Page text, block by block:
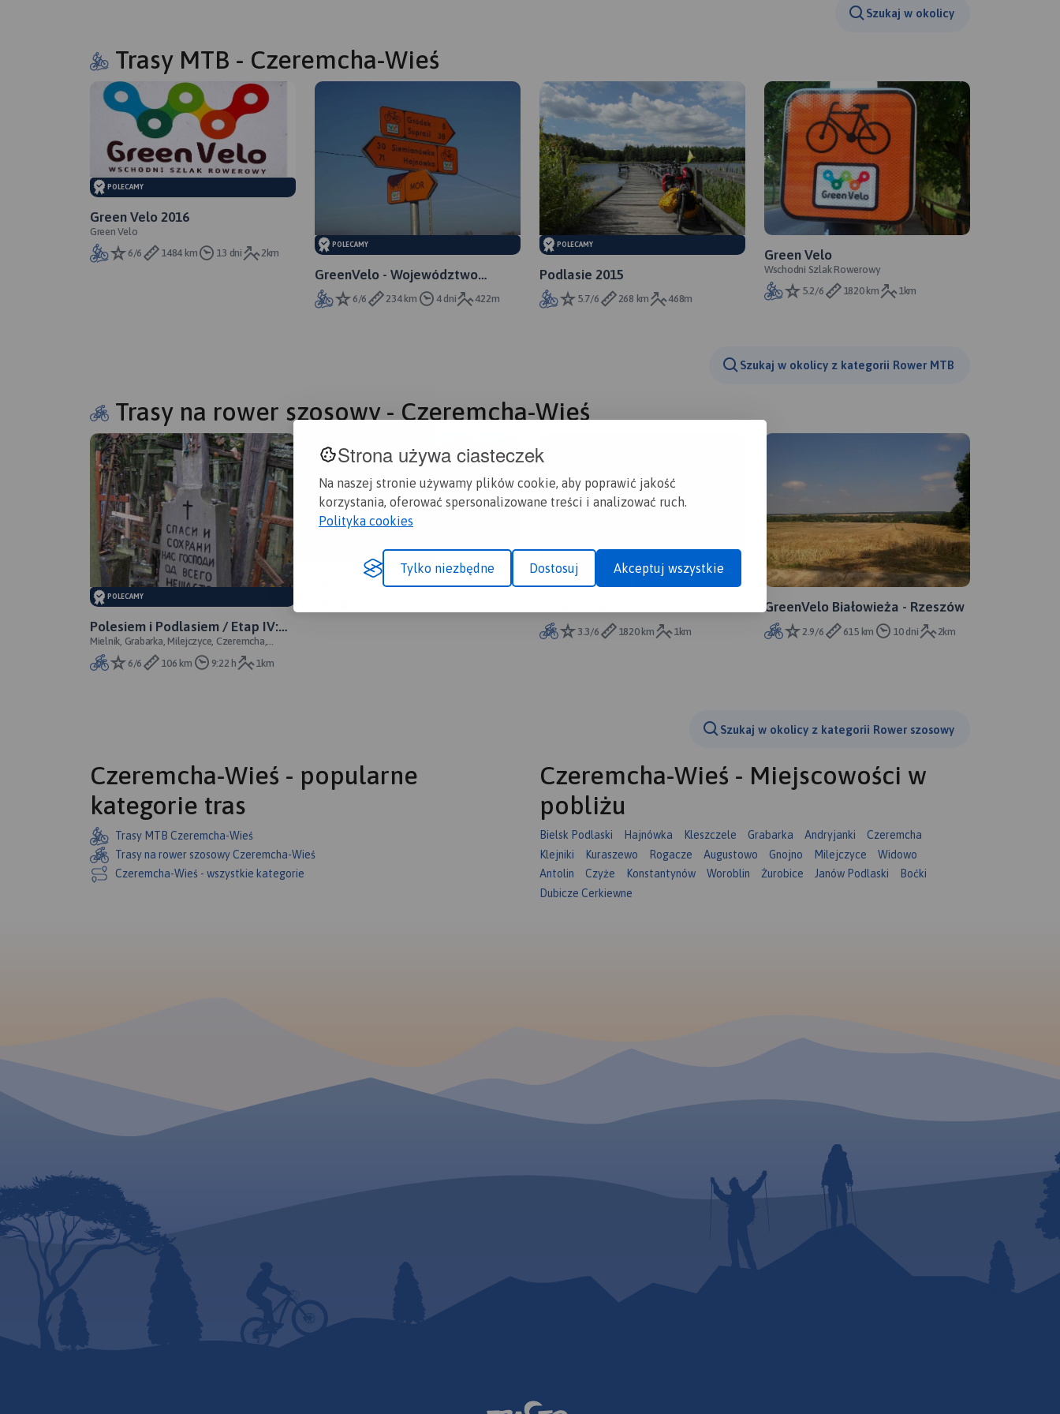
Strona używa ciasteczek
Na naszej stronie używamy plików cookie, aby poprawić jakość
korzystania, oferować spersonalizowane treści i analizować ruch.
Polityka cookies
Tylko niezbędne Dostosuj Akceptuj wszystkie
Szukaj w okolicy
Trasy MTB - Czeremcha-Wieś
POLECAMY
Green Velo 2016
Green Velo
6/6
1484 km 13 dni 2km
POLECAMY
GreenVelo - Województwo
Podlaskie (do Białegostoku)
6/6 234 km 4 dni 422m
POLECAMY
Podlasie 2015
5.7/6 268 km 468m
Green Velo
Wschodni Szlak Rowerowy
5.2/6
1820 km 1km
Szukaj w okolicy z kategorii Rower MTB
Trasy na rower szosowy - Czeremcha-Wieś
POLECAMY
Polesiem i Podlasiem / Etap IV:
Mielnik - Czeremcha / Hajnówka -
Białowieża
Mielnik, Grabarka, Milejczyce, Czeremcha,
Hajnówka, Białowieża
6/6
106 km 9:22 h 1km
Green Velo
3.3/6 1820 km 1km
GreenVelo Białowieża - Rzeszów
2.9/6 615 km 10 dni 2km
Szukaj w okolicy z kategorii Rower szosowy
Czeremcha-Wieś - popularne
kategorie tras
Trasy MTB Czeremcha-Wieś
Trasy na rower szosowy Czeremcha-Wieś
Czeremcha-Wieś - wszystkie kategorie
Czeremcha-Wieś - Miejscowości w
pobliżu
Bielsk Podlaski Hajnówka Kleszczele Grabarka Andryjanki
Czeremcha
Klejniki
Kuraszewo Rogacze Augustowo Gnojno Milejczyce
Widowo
Antolin
Czyże Konstantynów Woroblin Żurobice Janów Podlaski
Boćki
Dubicze Cerkiewne